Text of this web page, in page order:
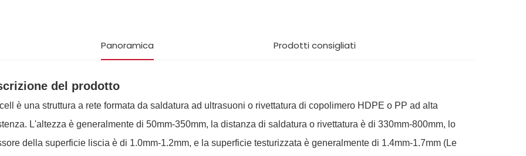
Panoramica Prodotti consigliati
del prodotto
è una struttura a rete formata da saldatura ad ultrasuoni o rivettatura di copolimero HDPE o PP ad alta
L'altezza è generalmente di 50mm-350mm, la distanza di saldatura o rivettatura è di 330mm-800mm, lo
della superficie liscia è di 1.0mm-1.2mm, e la superficie testurizzata è generalmente di 1.4mm-1.7mm (Le